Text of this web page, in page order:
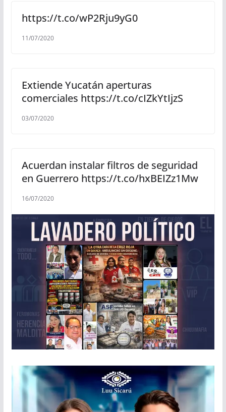
https://t.co/wP2Rju9yG0
11/07/2020
Extiende Yucatán aperturas
comerciales https://t.co/cIZkYtIjzS
03/07/2020
Acuerdan instalar filtros de seguridad
en Guerrero https://t.co/hxBEIZz1Mw
16/07/2020